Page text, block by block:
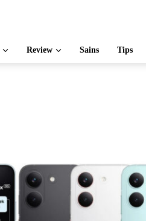
Review Sains Tips